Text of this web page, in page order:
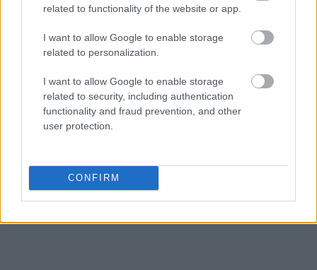
related to functionality of the website or app.
I want to allow Google to enable storage
related to personalization.
I want to allow Google to enable storage
related to security, including authentication
functionality and fraud prevention, and other
user protection.
CONFIRM
προβλέπουν το άνοιγμα των Στενών του
Ορμούζ και ένα πλαίσιο για επανέναρξη των
πυρηνικών διαπραγματεύσεων.